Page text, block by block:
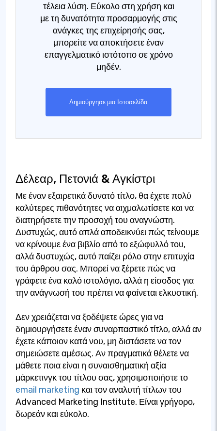
τέλεια λύση. Εύκολο στη χρήση και
με τη δυνατότητα προσαρμογής στις
ανάγκες της επιχείρησής σας,
μπορείτε να αποκτήσετε έναν
επαγγελματικό ιστότοπο σε χρόνο
μηδέν.
Δημιούργησε μια Ιστοσελίδα
Δέλεαρ, Πετονιά & Αγκίστρι
Με έναν εξαιρετικά δυνατό τίτλο, θα έχετε πολύ
καλύτερες πιθανότητες να αιχμαλωτίσετε και να
διατηρήσετε την προσοχή του αναγνώστη.
Δυστυχώς, αυτό απλά αποδεικνύει πώς τείνουμε
να κρίνουμε ένα βιβλίο από το εξώφυλλό του,
αλλά δυστυχώς, αυτό παίζει ρόλο στην επιτυχία
του άρθρου σας. Μπορεί να ξέρετε πώς να
γράφετε ένα καλό ιστολόγιο, αλλά η είσοδος για
την ανάγνωσή του πρέπει να φαίνεται ελκυστική.
Δεν χρειάζεται να ξοδέψετε ώρες για να
δημιουργήσετε έναν συναρπαστικό τίτλο, αλλά αν
έχετε κάποιον κατά νου, μη διστάσετε να τον
σημειώσετε αμέσως. Αν πραγματικά θέλετε να
μάθετε ποια είναι η συναισθηματική αξία
μάρκετινγκ του τίτλου σας, χρησιμοποιήστε το
email marketing και τον αναλυτή τίτλων του
Advanced Marketing Institute. Είναι γρήγορο,
δωρεάν και εύκολο.